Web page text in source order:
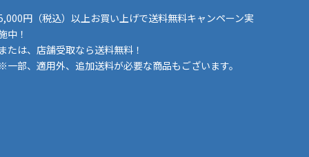
円（税込）以上お買い上げで送料無料キャンペーン実
中！
または、店舗受取なら送料無料！
※一部、適用外、追加送料が必要な商品もございます。